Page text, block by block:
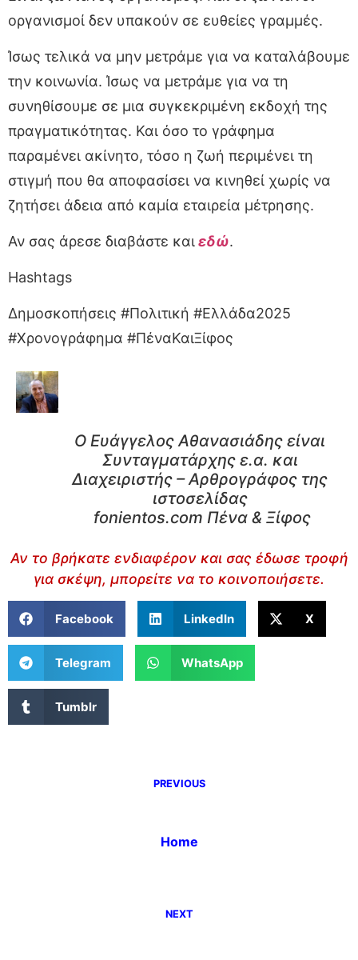
οργανισμοί δεν υπακούν σε ευθείες γραμμές.
Ίσως τελικά να μην μετράμε για να καταλάβουμε
την κοινωνία. Ίσως να μετράμε για να τη
συνηθίσουμε σε μια συγκεκριμένη εκδοχή της
πραγματικότητας. Και όσο το γράφημα
παραμένει ακίνητο, τόσο η ζωή περιμένει τη
στιγμή που θα αποφασίσει να κινηθεί χωρίς να
ζητήσει άδεια από καμία εταιρεία μέτρησης.
Αν σας άρεσε διαβάστε καιεδώ.
Hashtags
Δημοσκοπήσεις #Πολιτική #Ελλάδα2025
#Χρονογράφημα #ΠέναΚαιΞίφος
Ο Ευάγγελος Αθανασιάδης είναι
Συνταγματάρχης ε.α. και
Διαχειριστής – Αρθρογράφος της
ιστοσελίδας
fonientos.com Πένα & Ξίφος
Αν το βρήκατε ενδιαφέρον και σας έδωσε τροφή
για σκέψη, μπορείτε να το κοινοποιήσετε.
Facebook LinkedIn X
Telegram WhatsApp
Tumblr
PREVIOUS
Home
NEXT